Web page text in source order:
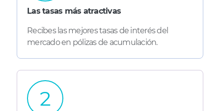
Las tasas más atractivas
Recibes las mejores tasas de interés del
mercado en pólizas de acumulación.
2